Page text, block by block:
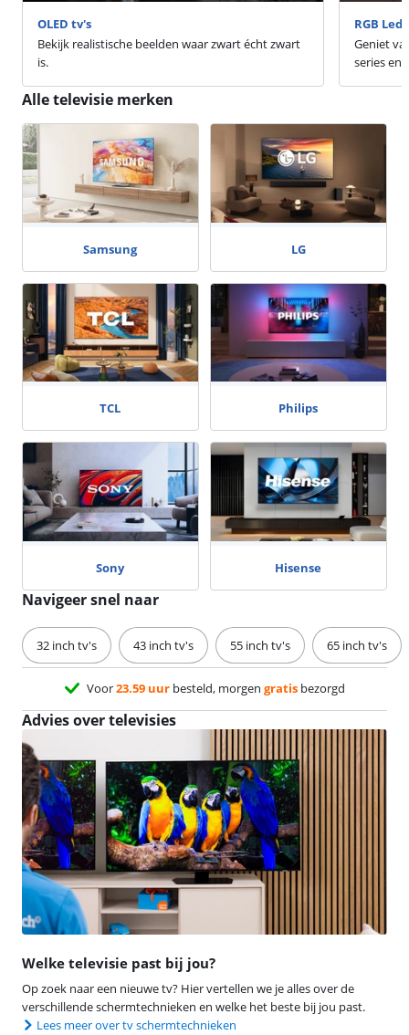
OLED tv's
Bekijk realistische beelden waar zwart écht zwart
is.
RGB Led
Geniet
series en
Alle televisie merken
Samsung LG
TCL Philips
Sony Hisense
Navigeer snel naar
32 inch tv's 43 inch tv's 55 inch tv's 65 inch tv's
Voor23.59 uurbesteld, morgen gratisbezorgd
Advies over televisies
Welke televisie past bij jou?
Op zoek naar een nieuwe tv? Hier vertellen we je alles over de
verschillende schermtechnieken en welke het beste bij jou past.
Lees meer over tv schermtechnieken